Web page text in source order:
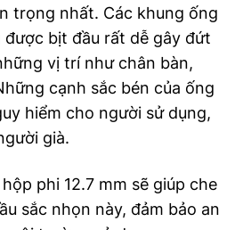
trọng nhất. Các khung ống
bịt đầu rất dễ gây đứt
vị trí như chân bàn,
cạnh sắc bén của ống
hiểm cho người sử dụng,
già.
phi 12.7 mm sẽ giúp che
sắc nhọn này, đảm bảo an